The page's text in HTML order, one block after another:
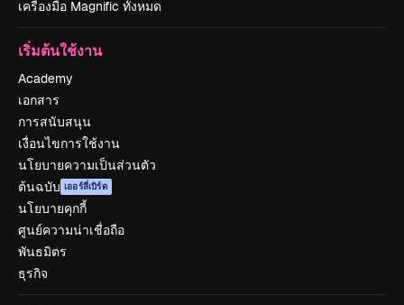
เครื่องมือ Magnific ทั้งหมด
เริ่มต้นใช้งาน
Academy
เอกสาร
การสนับสนุน
เงื่อนไขการใช้งาน
นโยบายความเป็นส่วนตัว
ต้นฉบับ เออร์ลี่เบิร์ด
นโยบายคุกกี้
ศูนย์ความน่าเชื่อถือ
พันธมิตร
ธุรกิจ